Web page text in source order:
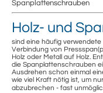
Spanplattenschrauben
Holz- und
sind eine häufig verwendete
Verbindung von
Holz oder Metall auf Holz.
die Spanplattenschrauben
Ausdrehen schon einmal
wie viel Kraft nötig ist, um
abzubrechen - fast